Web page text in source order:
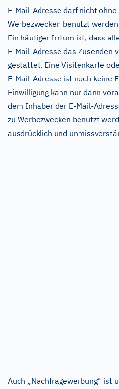
E-Mail-Adresse darf nicht ohne
Werbezwecken benutzt werden
Ein häufiger Irrtum ist, dass
E-Mail-Adresse das Zusenden
gestattet. Eine Visitenkarte
E-Mail-Adresse ist noch keine
Einwilligung kann nur dann
dem Inhaber der E-Mail-
zu Werbezwecken benutzt
ausdrücklich und
Auch „Nachfragewerbung“ ist